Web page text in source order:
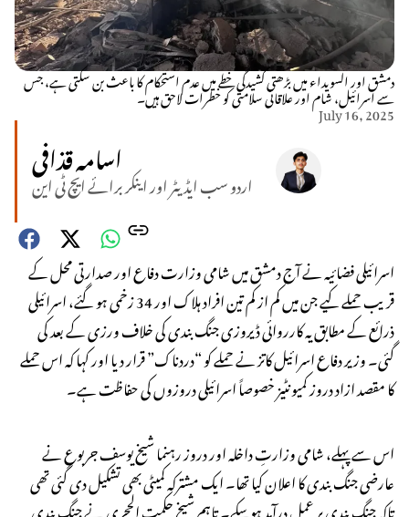
دمشق اور السویداء میں بڑھتی کشیدگی خطے میں عدم استحکام کا باعث بن سکتی ہے، جس
سے اسرائیل، شام اور علاقائی سلامتی کو خطرات لاحق ہیں۔
July 16, 2025
اسامہ قذافی
اردو سب ایڈیٹر اور اینکر برائے ایچ ٹی این
اسرائیلی فضائیہ نے آج دمشق میں شامی وزارت دفاع اور صدارتی محل کے
قریب حملے کیے جن میں کم از کم تین افراد ہلاک اور 34 زخمی ہو گئے، اسرائیلی
ذرائع کے مطابق یہ کارروائی ڈیروزی جنگ بندی کی خلاف ورزی کے بعد کی
گئی۔ وزیر دفاع اسرائیل کاتز نے حملے کو “دردناک” قرار دیا اور کہا کہ اس حملے
کا مقصد ازاد دروز کمیونٹیز خصوصاً اسرائیلی دروزوں کی حفاظت ہے۔
اس سے پہلے، شامی وزارتِ داخلہ اور دروز رہنما شیخ یوسف جربوع نے
عارضی جنگ بندی کا اعلان کیا تھا۔ ایک مشترکہ کمیٹی بھی تشکیل دی گئی تھی